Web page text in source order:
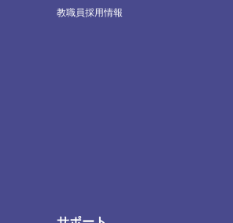
教職員採用情報